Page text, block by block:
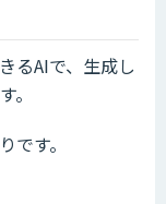
るAIで、生成し
。
す。